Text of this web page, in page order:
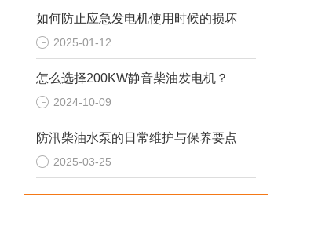
如何防止应急发电机使用时候的损坏
2025-01-12
怎么选择200KW静音柴油发电机？
2024-10-09
防汛柴油水泵的日常维护与保养要点
2025-03-25